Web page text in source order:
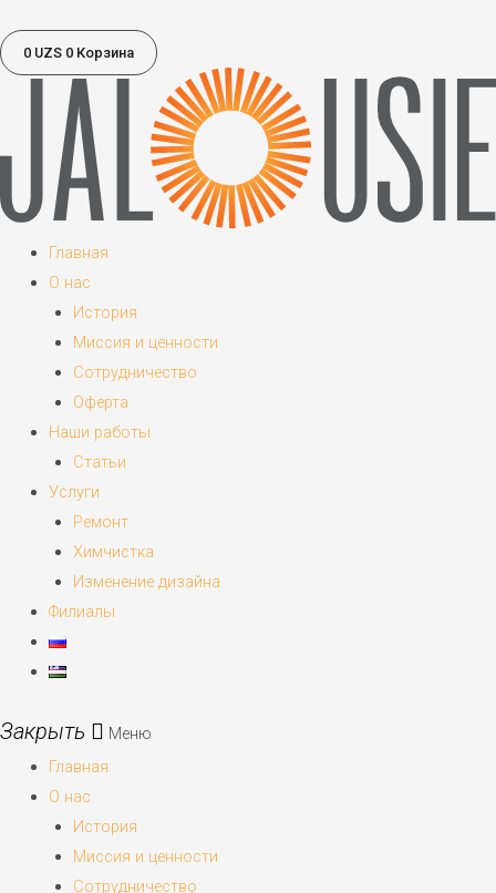
0 UZS 0 Корзина
Главная
О нас
История
Миссия и ценности
Сотрудничество
Оферта
Наши работы
Статьи
Услуги
Ремонт
Химчистка
Изменение дизайна
Филиалы
Меню
Главная
О нас
История
Миссия и ценности
Сотрудничество